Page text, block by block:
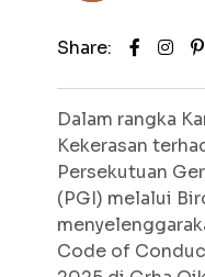
Share:
Dalam rangka
Kekerasan
Persekutuan
(PGI) melalui
Code of